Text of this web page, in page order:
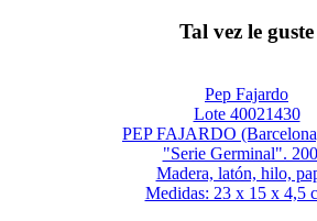
Tal vez le guste
Pep Fajardo
Lote 40021430
PEP FAJARDO
"Serie Germinal".
Madera, latón, hilo,
Medidas: 23 x 15 x 4,5